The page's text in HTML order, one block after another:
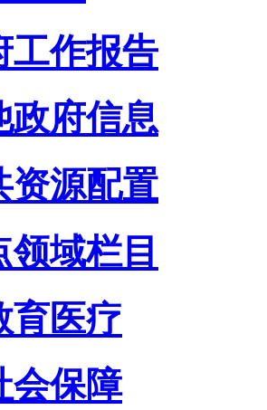
工作报告
政府信息
资源配置
领域栏目
育医疗
会保障